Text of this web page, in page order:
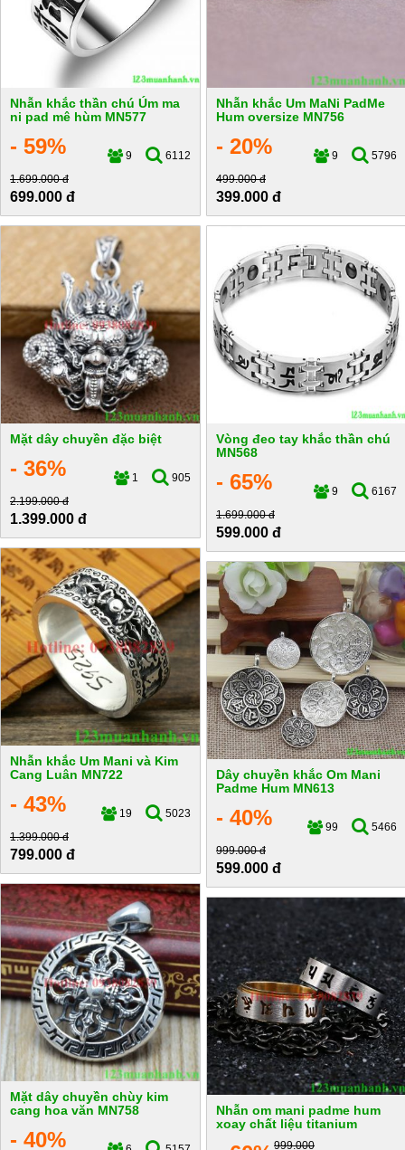
Nhẫn khắc thần chú Úm ma
ni pad mê hùm MN577
- 59% 9
6112
1.699.000 đ
699.000 đ
Nhẫn khắc Um MaNi PadMe
Hum oversize MN756
- 20% 9
5796
499.000 đ
399.000 đ
Mặt dây chuyền đặc biệt
- 36% 1
905
2.199.000 đ
1.399.000 đ
Vòng đeo tay khắc thần chú
MN568
- 65% 9
6167
1.699.000 đ
599.000 đ
Nhẫn khắc Um Mani và Kim
Cang Luân MN722
- 43% 19
5023
1.399.000 đ
799.000 đ
Dây chuyền khắc Om Mani
Padme Hum MN613
- 40% 99
5466
999.000 đ
599.000 đ
Mặt dây chuyền chùy kim
cang hoa văn MN758
- 40%
Nhẫn om mani padme hum
xoay chất liệu titanium
999.000